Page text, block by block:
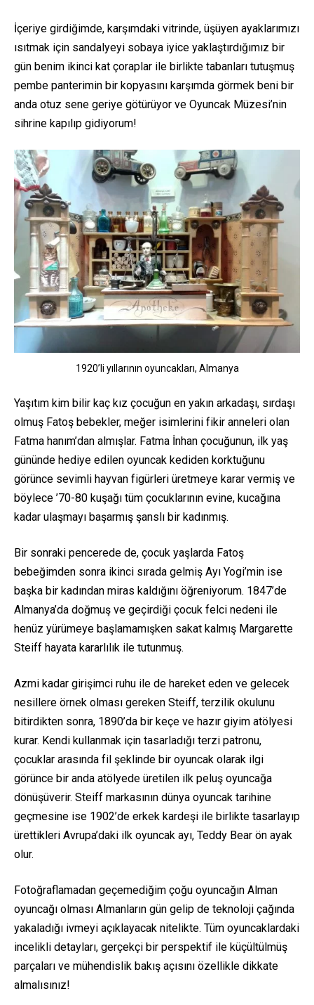
İçeriye girdiğimde, karşımdaki vitrinde, üşüyen ayaklarımızı
ısıtmak için sandalyeyi sobaya iyice yaklaştırdığımız bir
gün benim ikinci kat çoraplar ile birlikte tabanları tutuşmuş
pembe panterimin bir kopyasını karşımda görmek beni bir
anda otuz sene geriye götürüyor ve Oyuncak Müzesi’nin
sihrine kapılıp gidiyorum!
1920’li yıllarının oyuncakları, Almanya
Yaşıtım kim bilir kaç kız çocuğun en yakın arkadaşı, sırdaşı
olmuş Fatoş bebekler, meğer isimlerini fikir anneleri olan
Fatma hanım’dan almışlar. Fatma İnhan çocuğunun, ilk yaş
gününde hediye edilen oyuncak kediden korktuğunu
görünce sevimli hayvan figürleri üretmeye karar vermiş ve
böylece ’70-80 kuşağı tüm çocuklarının evine, kucağına
kadar ulaşmayı başarmış şanslı bir kadınmış.
Bir sonraki pencerede de, çocuk yaşlarda Fatoş
bebeğimden sonra ikinci sırada gelmiş Ayı Yogi’min ise
başka bir kadından miras kaldığını öğreniyorum. 1847’de
Almanya’da doğmuş ve geçirdiği çocuk felci nedeni ile
henüz yürümeye başlamamışken sakat kalmış Margarette
Steiff hayata kararlılık ile tutunmuş.
Azmi kadar girişimci ruhu ile de hareket eden ve gelecek
nesillere örnek olması gereken Steiff, terzilik okulunu
bitirdikten sonra, 1890’da bir keçe ve hazır giyim atölyesi
kurar. Kendi kullanmak için tasarladığı terzi patronu,
çocuklar arasında fil şeklinde bir oyuncak olarak ilgi
görünce bir anda atölyede üretilen ilk peluş oyuncağa
dönüşüverir. Steiff markasının dünya oyuncak tarihine
geçmesine ise 1902’de erkek kardeşi ile birlikte tasarlayıp
ürettikleri Avrupa’daki ilk oyuncak ayı, Teddy Bear ön ayak
olur.
Fotoğraflamadan geçemediğim çoğu oyuncağın Alman
oyuncağı olması Almanların gün gelip de teknoloji çağında
yakaladığı ivmeyi açıklayacak nitelikte. Tüm oyuncaklardaki
incelikli detayları, gerçekçi bir perspektif ile küçültülmüş
parçaları ve mühendislik bakış açısını özellikle dikkate
almalısınız!